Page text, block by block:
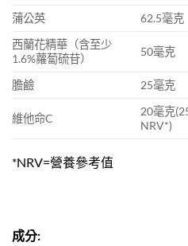
蒲公英 62.5毫克
西蘭花精華（含至少
1.6%蘿蔔硫苷）
50毫克
膽鹼 25毫克
維他命C
20毫克
NRV*)
*NRV=營養參考值
成分: